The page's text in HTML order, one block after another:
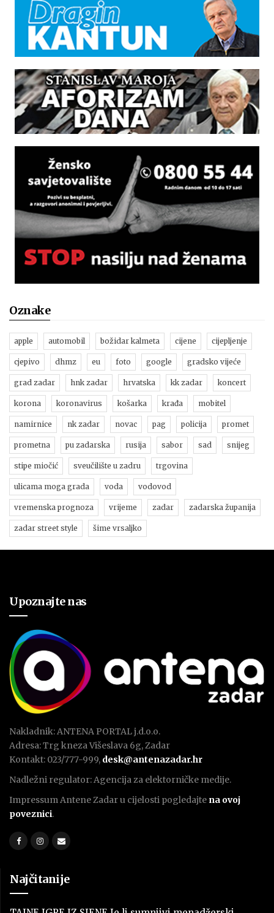
Oznake
apple automobil božidar kalmeta cijene cijepljenje
cjepivo dhmz eu foto google gradsko vijeće
grad zadar hnk zadar hrvatska kk zadar koncert
korona koronavirus košarka krađa mobitel
namirnice nk zadar novac pag policija promet
prometna pu zadarska rusija sabor sad snijeg
stipe miočić sveučilište u zadru trgovina
ulicama moga grada voda vodovod
vremenska prognoza vrijeme zadar zadarska županija
zadar street style šime vrsaljko
Upoznajte nas
Nakladnik: ANTENA PORTAL j.d.o.o.
Adresa: Trg kneza Višeslava 6g, Zadar
Kontakt: 023/777-999, desk@antenazadar.hr
Nadležni regulator: Agencija za elektorničke medije.
Impressum Antene Zadar u cijelosti pogledajte na ovoj
poveznici.
Najčitanije